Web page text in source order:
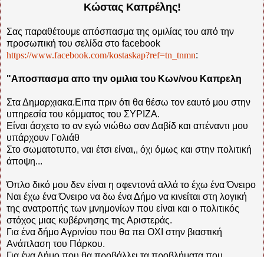
Κώστας Καπρέλης!
Σας παραθέτουμε απόσπασμα της ομιλίας του από την
προσωπική του σελίδα στο facebook
https://www.facebook.com/kostaskap?ref=tn_tnmn:
"Αποσπασμα απο την ομιλια του Κων/νου Καπρελη
Στα Δημαρχιακα.Ειπα πριν ότι θα θέσω τον εαυτό μου στην
υπηρεσία του κόμματος του ΣΥΡΙΖΑ.
Είναι άσχετο το αν εγώ νιώθω σαν Δαβίδ και απέναντι μου
υπάρχουν Γολιάθ
Στο σωματοτυπο, ναι έτσι είναι,, όχι όμως και στην πολιτική
άποψη...
Όπλο δικό μου δεν είναι η σφεντονά αλλά το έχω ένα Όνειρο
Ναι έχω ένα Όνειρο να δω ένα Δήμο να κινείται στη λογική
της ανατροπής των μνημονίων που είναι και ο πολιτικός
στόχος μιας κυβέρνησης της Αριστεράς.
Για ένα δήμο Αγρινίου που θα πει ΟΧΙ στην βιαστική
Ανάπλαση του Πάρκου.